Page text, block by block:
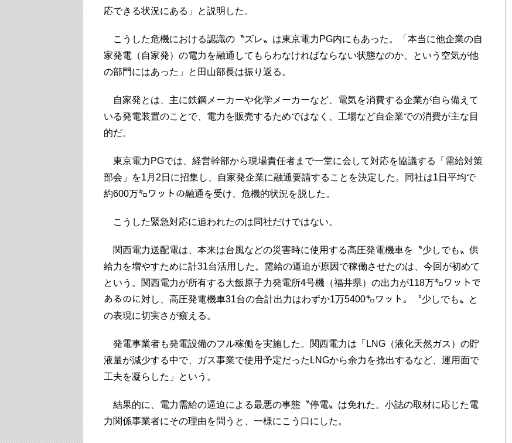
応できる状況にある」と説明した。
こうした危機における認識の〝ズレ〟は東京電力PG内にもあった。「本当に他企業の自
家発電（自家発）の電力を融通してもらわなければならない状態なのか、という空気が他
の部門にはあった」と田山部長は振り返る。
自家発とは、主に鉄鋼メーカーや化学メーカーなど、電気を消費する企業が自ら備えて
いる発電装置のことで、電力を販売するためではなく、工場など自企業での消費が主な目
的だ。
東京電力PGでは、経営幹部から現場責任者まで一堂に会して対応を協議する「需給対策
部会」を1月2日に招集し、自家発企業に融通要請することを決定した。同社は1日平均で
約600万㌔ワットの融通を受け、危機的状況を脱した。
こうした緊急対応に追われたのは同社だけではない。
関西電力送配電は、本来は台風などの災害時に使用する高圧発電機車を〝少しでも〟供
給力を増やすために計31台活用した。需給の逼迫が原因で稼働させたのは、今回が初めて
という。関西電力が所有する大飯原子力発電所4号機（福井県）の出力が118万㌔ワットで
あるのに対し、高圧発電機車31台の合計出力はわずか1万5400㌔ワット。〝少しでも〟と
の表現に切実さが窺える。
発電事業者も発電設備のフル稼働を実施した。関西電力は「LNG（液化天然ガス）の貯
液量が減少する中で、ガス事業で使用予定だったLNGから余力を捻出するなど、運用面で
工夫を凝らした」という。
結果的に、電力需給の逼迫による最悪の事態〝停電〟は免れた。小誌の取材に応じた電
力関係事業者にその理由を問うと、一様にこう口にした。